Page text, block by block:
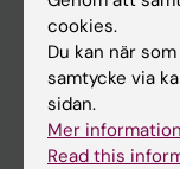
Kontakta och
Stöd forskning
cookies.
Du kan när
samtycke via
sidan.
Mer
Read this